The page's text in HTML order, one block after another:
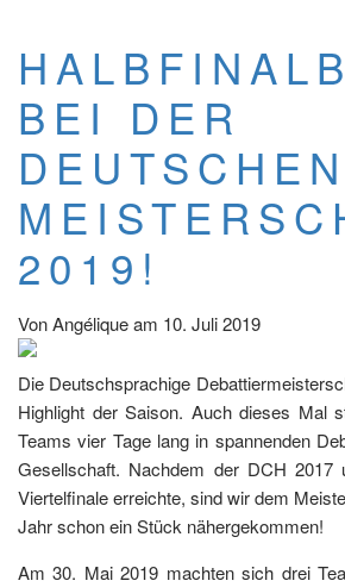
BEI DER
DEUTSCHEN
2019!
VonAngéliqueam 10. Juli 2019
Die Deutschsprachige
Highlight der Saison. Auch dieses Mal
Teams vier Tage lang in spannenden
Gesellschaft. Nachdem der DCH 2017
Viertelfinale erreichte, sind wir dem
Jahr schon ein Stück nähergekommen!
Am 30. Mai 2019 machten sich drei